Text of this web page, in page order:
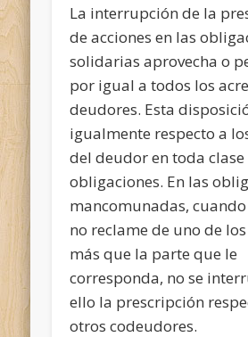
La interrupción de la
de acciones en las
solidarias aprovecha o
por igual a todos los
deudores. Esta
igualmente respecto a
del deudor en toda clase
obligaciones. En las
mancomunadas,
no reclame de uno de
más que la parte que le
corresponda, no se
ello la prescripción
otros codeudores.